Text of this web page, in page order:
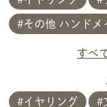
その他 ハンドメ
すべ
イヤリング